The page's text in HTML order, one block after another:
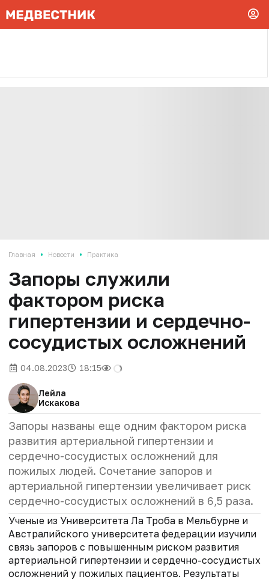
Главная • Новости • Практика
Запоры служили
фактором риска
гипертензии и сердечно-
сосудистых осложнений
04.08.2023 18:15
Лейла
Искакова
Запоры названы еще одним фактором риска
развития артериальной гипертензии и
сердечно-сосудистых осложнений для
пожилых людей. Сочетание запоров и
артериальной гипертензии увеличивает риск
сердечно-сосудистых осложнений в 6,5 раза.
Ученые из Университета Ла Троба в Мельбурне и
Австралийского университета федерации изучили
связь запоров с повышенным риском развития
артериальной гипертензии и сердечно-сосудистых
осложнений у пожилых пациентов. Результаты